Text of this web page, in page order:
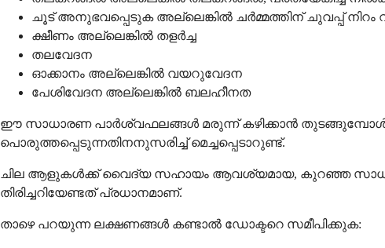
ചൂട് അനുഭവപ്പെടുക അല്ലെങ്കിൽ ചർമ്മത്തിന് ചുവപ്പ്
ക്ഷീണം അല്ലെങ്കിൽ തളർച്ച
തലവേദന
ഓക്കാനം അല്ലെങ്കിൽ വയറുവേദന
പേശിവേദന അല്ലെങ്കിൽ ബലഹീനത
ഈ സാധാരണ പാർശ്വഫലങ്ങൾ മരുന്ന് കഴിക്കാൻ
പൊരുത്തപ്പെടുന്നതിനനുസരിച്ച് മെച്ചപ്പെടാറുണ്ട്.
ചില ആളുകൾക്ക് വൈദ്യ സഹായം ആവശ്യമായ, കുറഞ്ഞ
തിരിച്ചറിയേണ്ടത് പ്രധാനമാണ്.
താഴെ പറയുന്ന ലക്ഷണങ്ങൾ കണ്ടാൽ ഡോക്ടറെ സമീപിക്കുക: